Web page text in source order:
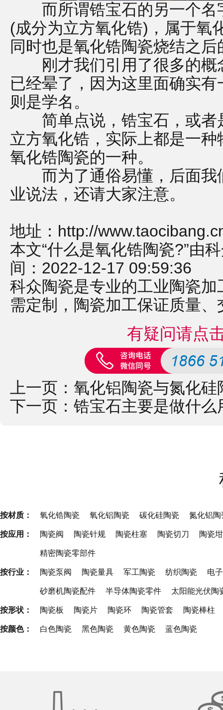
而所谓锆宝石的另一个名
(成分为立方氧化锆)，属于氧
同时也是氧化锆陶瓷烧结之
刚才我们引用了很多的概
已经晕了，因为这里面确实
则是学名。
简单点说，锆宝石，或者
立方氧化锆，实际上都是一
氧化锆陶瓷的一种。
而为了通俗易懂，后面我
业说法，还请大家注意。
地址： http://
本文“什么是氧化锆陶瓷?”由
间：2022-12-17 09:59:36
科众陶瓷是专业的工业陶瓷加
需定制， 陶瓷加工保证质量、
有疑问请点
上一页： 氧化铝陶瓷与氮化硅
下一页： 锆宝石主要是做什么
按材质： 氧化锆陶瓷 氧化铝陶瓷 碳化硅陶瓷 氮化铝陶
按应用： 陶瓷阀 陶瓷针规 陶瓷柱塞 陶瓷切刀 陶瓷
精密陶瓷零部件
按行业： 陶瓷泵阀 陶瓷量具 军工陶瓷 纺织陶瓷 电
砂磨机陶瓷配件 半导体陶瓷零件 太阳能光伏陶
按形状： 陶瓷板 陶瓷片 陶瓷环 陶瓷管套 陶瓷棒柱
按颜色： 白色陶瓷 黑色陶瓷 黄色陶瓷 蓝色陶瓷